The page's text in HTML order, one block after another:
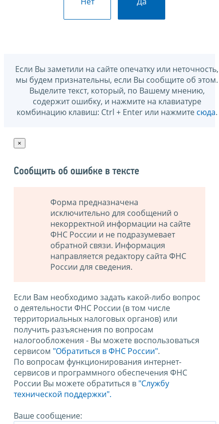
Если Вы заметили на сайте опечатку или неточность,
мы будем признательны, если Вы сообщите об этом.
Выделите текст, который, по Вашему мнению,
содержит ошибку, и нажмите на клавиатуре
комбинацию клавиш: Ctrl + Enter или нажмите сюда.
×
Сообщить об ошибке в тексте
Форма предназначена
исключительно для сообщений о
некорректной информации на сайте
ФНС России и не подразумевает
обратной связи. Информация
направляется редактору сайта ФНС
России для сведения.
Если Вам необходимо задать какой-либо вопрос
о деятельности ФНС России (в том числе
территориальных налоговых органов) или
получить разъяснения по вопросам
налогообложения - Вы можете воспользоваться
сервисом "Обратиться в ФНС России".
По вопросам функционирования интернет-
сервисов и программного обеспечения ФНС
России Вы можете обратиться в "Службу
технической поддержки".
Ваше сообщение: